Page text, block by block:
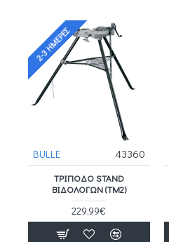
2-3 ΗΜΈΡΕΣ
BULLE 43360
ΤΡΙΠΟΔΟ STAND
ΒΙΔΟΛΟΓΩΝ (ΤΜ2)
229,99€